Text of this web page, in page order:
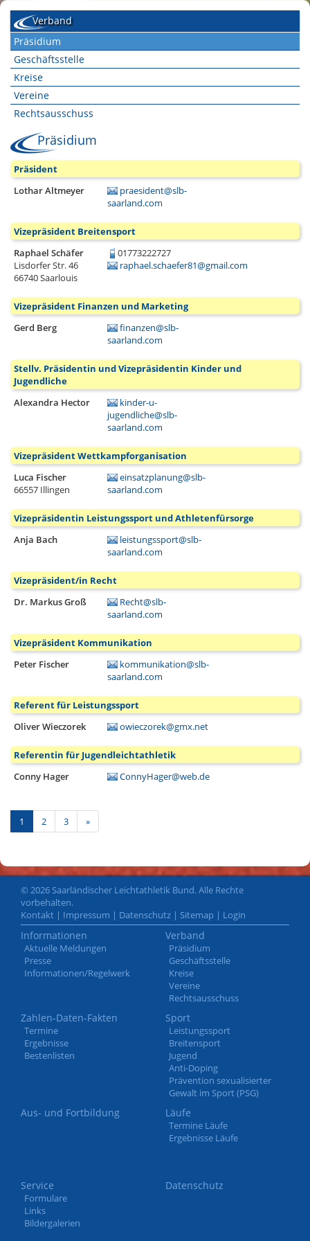
Verband
Präsidium
Geschäftsstelle
Kreise
Vereine
Rechtsausschuss
Präsidium
Präsident
Lothar Altmeyer
praesident@slb-
saarland.com
Vizepräsident Breitensport
Raphael Schäfer
Lisdorfer Str. 46
66740Saarlouis
01773222727
raphael.schaefer81@gmail.com
Vizepräsident Finanzen und Marketing
Gerd Berg
finanzen@slb-
saarland.com
Stellv. Präsidentin und Vizepräsidentin Kinder und
Jugendliche
Alexandra Hector
kinder-u-
jugendliche@slb-
saarland.com
Vizepräsident Wettkampforganisation
Luca Fischer
66557 Illingen
einsatzplanung@slb-
saarland.com
Vizepräsidentin Leistungssport und Athletenfürsorge
Anja Bach
leistungssport@slb-
saarland.com
Vizepräsident/in Recht
Dr. Markus Groß
Recht@slb-
saarland.com
Vizepräsident Kommunikation
Peter Fischer
kommunikation@slb-
saarland.com
Referent für Leistungssport
Oliver Wieczorek
owieczorek@gmx.net
Referentin für Jugendleichtathletik
Conny Hager
ConnyHager@web.de
1 2 3 »Nächste
© 2026 Saarländischer Leichtathletik Bund. Alle Rechte
vorbehalten.
Kontakt | Impressum | Datenschutz | Sitemap | Login
Informationen
Aktuelle Meldungen
Presse
Informationen/Regelwerk
Verband
Präsidium
Geschäftsstelle
Kreise
Vereine
Rechtsausschuss
Zahlen-Daten-Fakten
Termine
Ergebnisse
Bestenlisten
Sport
Leistungssport
Breitensport
Jugend
Anti-Doping
Prävention sexualisierter
Gewalt im Sport (PSG)
Aus- und Fortbildung Läufe
Termine Läufe
Ergebnisse Läufe
Service
Formulare
Links
Bildergalerien
Datenschutz